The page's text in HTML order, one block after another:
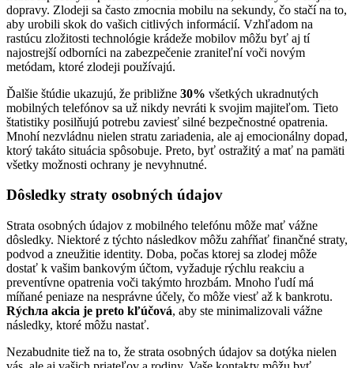
dopravy. Zlodeji sa často zmocnia mobilu na sekundy, čo stačí na to,
aby urobili skok do vašich citlivých informácií. Vzhľadom na
rastúcu zložitosti technológie krádeže mobilov môžu byť aj tí
najostrejší odborníci na zabezpečenie zraniteľní voči novým
metódam, ktoré zlodeji používajú.
Ďalšie štúdie ukazujú, že približne 30% všetkých ukradnutých
mobilných telefónov sa už nikdy nevráti k svojim majiteľom. Tieto
štatistiky posilňujú potrebu zaviesť silné bezpečnostné opatrenia.
Mnohí nezvládnu nielen stratu zariadenia, ale aj emocionálny dopad,
ktorý takáto situácia spôsobuje. Preto, byť ostražitý a mať na pamäti
všetky možnosti ochrany je nevyhnutné.
Dôsledky straty osobných údajov
Strata osobných údajov z mobilného telefónu môže mať vážne
dôsledky. Niektoré z týchto následkov môžu zahŕňať finančné straty,
podvod a zneužitie identity. Doba, počas ktorej sa zlodej môže
dostať k vašim bankovým účtom, vyžaduje rýchlu reakciu a
preventívne opatrenia voči takýmto hrozbám. Mnoho ľudí má
míňané peniaze na nesprávne účely, čo môže viesť až k bankrotu.
Rýchла akcia je preto kľúčová, aby ste minimalizovali vážne
následky, ktoré môžu nastať.
Nezabudnite tiež na to, že strata osobných údajov sa dotýka nielen